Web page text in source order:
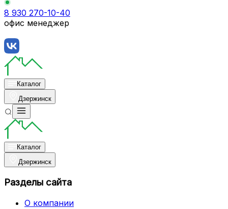
8 930 270-10-40
офис менеджер
Каталог
Дзержинск
Каталог
Дзержинск
Разделы сайта
О компании